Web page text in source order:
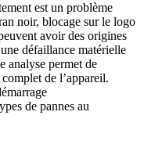
est un problème
noir, blocage sur le logo
avoir des origines
défaillance matérielle
analyse permet de
de l’appareil.
de pannes au